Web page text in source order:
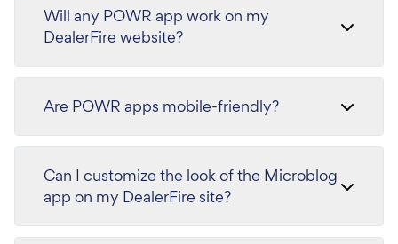
Will any POWR app work on my
DealerFire website?
Are POWR apps mobile-friendly?
Can I customize the look of the Microblog
app on my DealerFire site?